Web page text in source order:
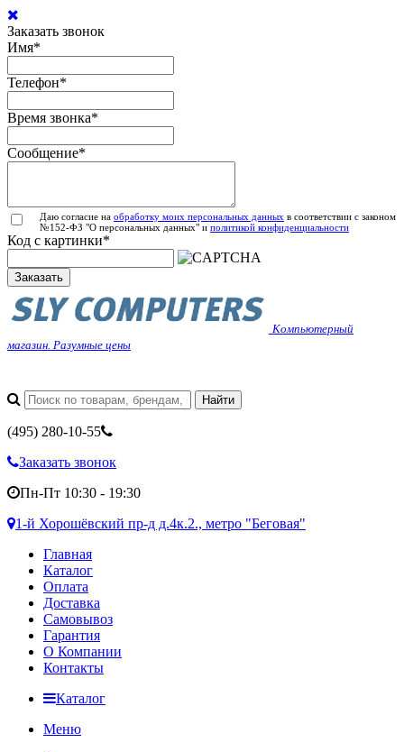
Заказать звонок
Имя*
Телефон*
Время звонка*
Сообщение*
Даю согласие на обработку моих персональных данных в соответствии с законом
№152-ФЗ "О персональных данных" и политикой конфиденциальности
Код с картинки*
Заказать
Компьютерный
магазин. Разумные цены
(495) 280-10-55
Заказать звонок
Пн-Пт 10:30 - 19:30
1-й Хорошёвский пр-д д.4к.2., метро "Беговая"
Главная
Каталог
Оплата
Доставка
Самовывоз
Гарантия
О Компании
Контакты
Каталог
Меню